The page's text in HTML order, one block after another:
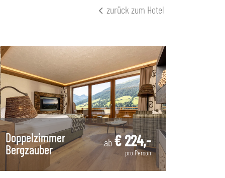
zurück zum Hotel
Doppelzimmer
Bergzauber
ab€ 224,-
pro Person